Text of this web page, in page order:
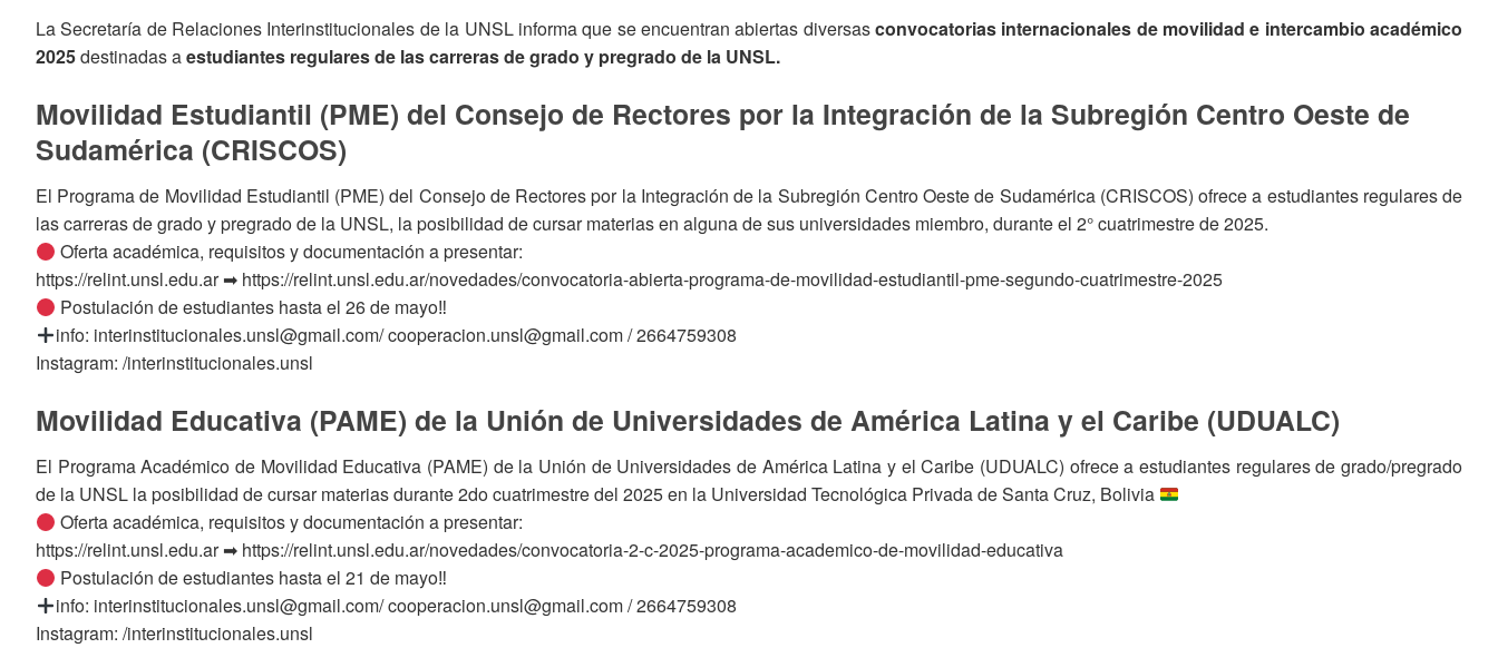
LaSecretaría de Relaciones Interinstitucionales de la UNSL informaque seencuentranabiertas diversasconvocatorias internacionales de movilidade intercambioacadémico
2025destinadasaestudiantes regularesde lascarrerasdegrado y pregrado de la UNSL.
Movilidad Estudiantil (PME) del Consejo de Rectores por la Integración de la Subregión Centro Oeste de
Sudamérica (CRISCOS)
El Programa de Movilidad Estudiantil (PME) del Consejo de Rectores por la Integración de la Subregión Centro Oeste de Sudamérica (CRISCOS) ofrece a estudiantes regulares de
las carreras de grado y pregrado de la UNSL, la posibilidad de cursar materias en alguna de sus universidades miembro, durante el 2° cuatrimestre de 2025.
Oferta académica, requisitos y documentación a presentar:
https://relint.unsl.edu.ar ➡ https://relint.unsl.edu.ar/novedades/convocatoria-abierta-programa-de-movilidad-estudiantil-pme-segundo-cuatrimestre-2025
Postulación de estudiantes hasta el 26 de mayo‼
info: interinstitucionales.unsl@gmail.com/ cooperacion.unsl@gmail.com / 2664759308
Instagram: /interinstitucionales.unsl
Movilidad Educativa (PAME) de la Unión de Universidades de América Latina y el Caribe (UDUALC)
El Programa Académico de Movilidad Educativa (PAME) de la Unión de Universidades de América Latina y el Caribe (UDUALC) ofrece a estudiantes regulares de grado/pregrado
de la UNSL la posibilidad de cursar materias durante 2do cuatrimestre del 2025 en la Universidad Tecnológica Privada de Santa Cruz, Bolivia
Oferta académica, requisitos y documentación a presentar:
https://relint.unsl.edu.ar ➡ https://relint.unsl.edu.ar/novedades/convocatoria-2-c-2025-programa-academico-de-movilidad-educativa
Postulación de estudiantes hasta el 21 de mayo‼
info: interinstitucionales.unsl@gmail.com/ cooperacion.unsl@gmail.com / 2664759308
Instagram: /interinstitucionales.unsl